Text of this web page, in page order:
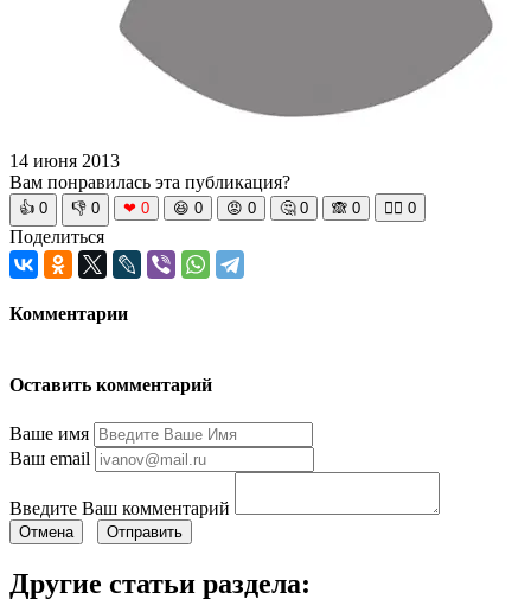
14 июня 2013
Вам понравилась эта публикация?
👍 0 👎 0 ❤ 0 😆 0 😡 0 🤔 0 🙈 0 🧘‍♀️ 0
Поделиться
Комментарии
Оставить комментарий
Ваше имя
Ваш email
Введите Ваш комментарий
Отмена Отправить
Другие статьи раздела: